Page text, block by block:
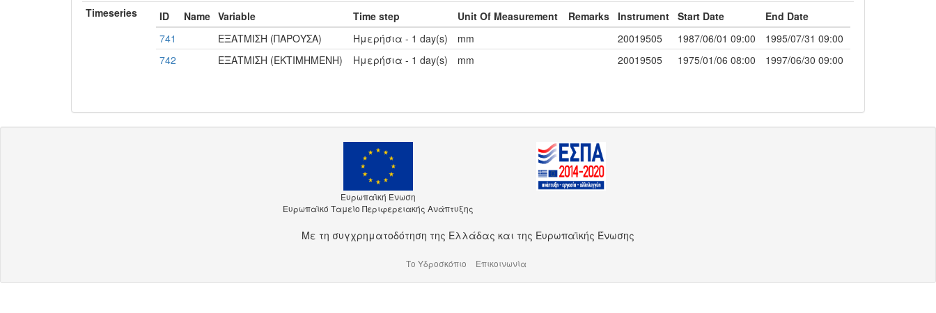
Timeseries
ID Name Variable Time step Unit Of Measurement Remarks Instrument Start Date
End Date
741
ΕΞΑΤΜΙΣΗ (ΠΑΡΟΥΣΑ) Ημερήσια - 1 day(s) mm 20019505 1987/06/01 09:00
1995/07/31 09:00
742
ΕΞΑΤΜΙΣΗ (ΕΚΤΙΜΗΜΕΝΗ) Ημερήσια - 1 day(s) mm 20019505 1975/01/06 08:00 1997/06/30 09:00
Ευρωπαϊκή Ένωση
Ευρωπαϊκό Ταμείο Περιφερειακής Ανάπτυξης
Με τη συγχρηματοδότηση της Ελλάδας και της Ευρωπαϊκής Ένωσης
Το Υδροσκόπιο Επικοινωνία